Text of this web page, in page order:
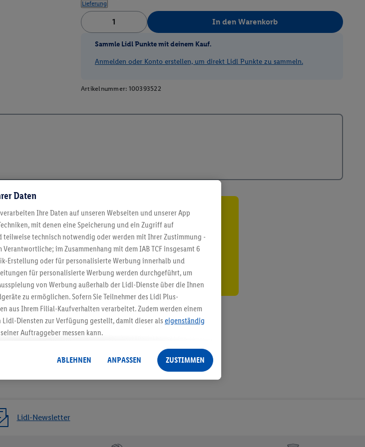
Lieferung
In den Warenkorb
Sammle Lidl Punkte mit deinem Kauf.
Anmelden oder Konto erstellen, um direkt Lidl Punkte zu sammeln.
Artikelnummer: 100393522
5.95 € Versand sparen³²ᵃ
Jetzt zum Newsletter anmelden
Gutschein sichern!
Lidl-Newsletter
Daten
verarbeiten Ihre Daten auf unseren Webseiten und unserer App
mit denen eine Speicherung und ein Zugriff auf
technisch notwendig oder werden mit Ihrer Zustimmung -
Verantwortliche; im Zusammenhang mit dem IAB TCF insgesamt 6
Erstellung oder für personalisierte Werbung innerhalb und
für personalisierte Werbung werden durchgeführt, um
von Werbung außerhalb der Lidl-Dienste über die Ihnen
zu ermöglichen. Sofern Sie Teilnehmer des Lidl Plus-
aus Ihrem Filial-Kaufverhalten verarbeitet. Zudem werden einem
Diensten zur Verfügung gestellt, damit dieser als eigenständig
Auftraggeber messen kann.
von Daten (z.B. über Ihre Nutzung der Lidl-Dienste, Ihr
Ihrem Kundenkonto - z.B. Alter oder Geschlecht - sowie Ihre
und Lidl-Dienste hinweg einschließlich dem Speichern von
zur Entwicklung von Angeboten sowie zur technischen
ABLEHNEN ANPASSEN ZUSTIMMEN